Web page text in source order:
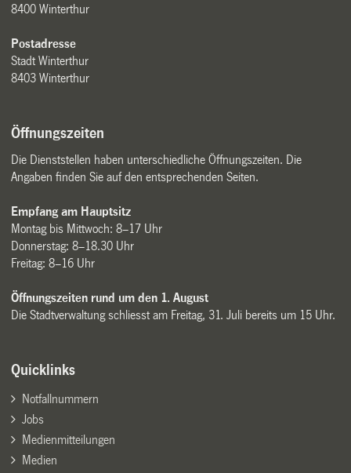
8400 Winterthur
Postadresse
Stadt Winterthur
8403 Winterthur
Öffnungszeiten
Die Dienststellen haben unterschiedliche Öffnungszeiten. Die
Angaben finden Sie auf den entsprechenden Seiten.
Empfang am Hauptsitz
Montag bis Mittwoch: 8–17 Uhr
Donnerstag: 8–18.30 Uhr
Freitag: 8–16 Uhr
Öffnungszeiten rund um den 1. August
Die Stadtverwaltung schliesst am Freitag, 31. Juli bereits um 15 Uhr.
Quicklinks
Notfallnummern
Jobs
Medienmitteilungen
Medien